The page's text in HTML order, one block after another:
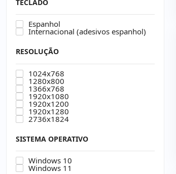
TECLADO
Espanhol
Internacional (adesivos espanhol)
RESOLUÇÃO
1024x768
1280x800
1366x768
1920x1080
1920x1200
1920x1280
2736x1824
SISTEMA OPERATIVO
Windows 10
Windows 11